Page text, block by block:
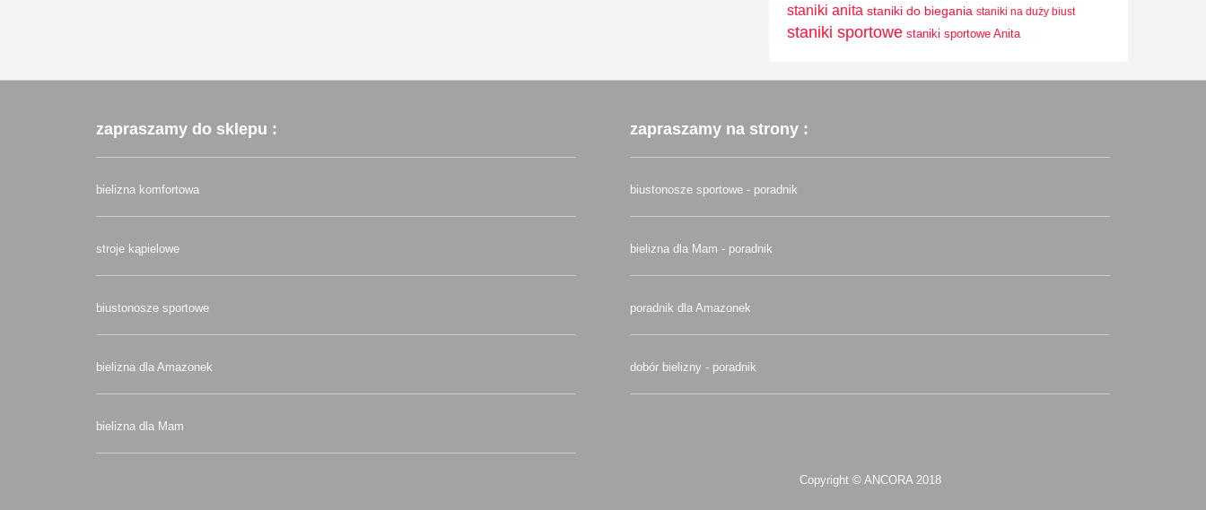
staniki anita staniki do biegania staniki na duży biust
staniki sportowe staniki sportowe Anita
zapraszamy do sklepu :
bielizna komfortowa
stroje kąpielowe
biustonosze sportowe
bielizna dla Amazonek
bielizna dla Mam
zapraszamy na strony :
biustonosze sportowe - poradnik
bielizna dla Mam - poradnik
poradnik dla Amazonek
dobór bielizny - poradnik
Copyright © ANCORA 2018